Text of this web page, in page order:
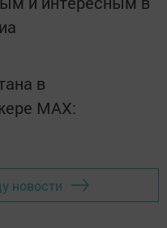
в
MАХ:
новости